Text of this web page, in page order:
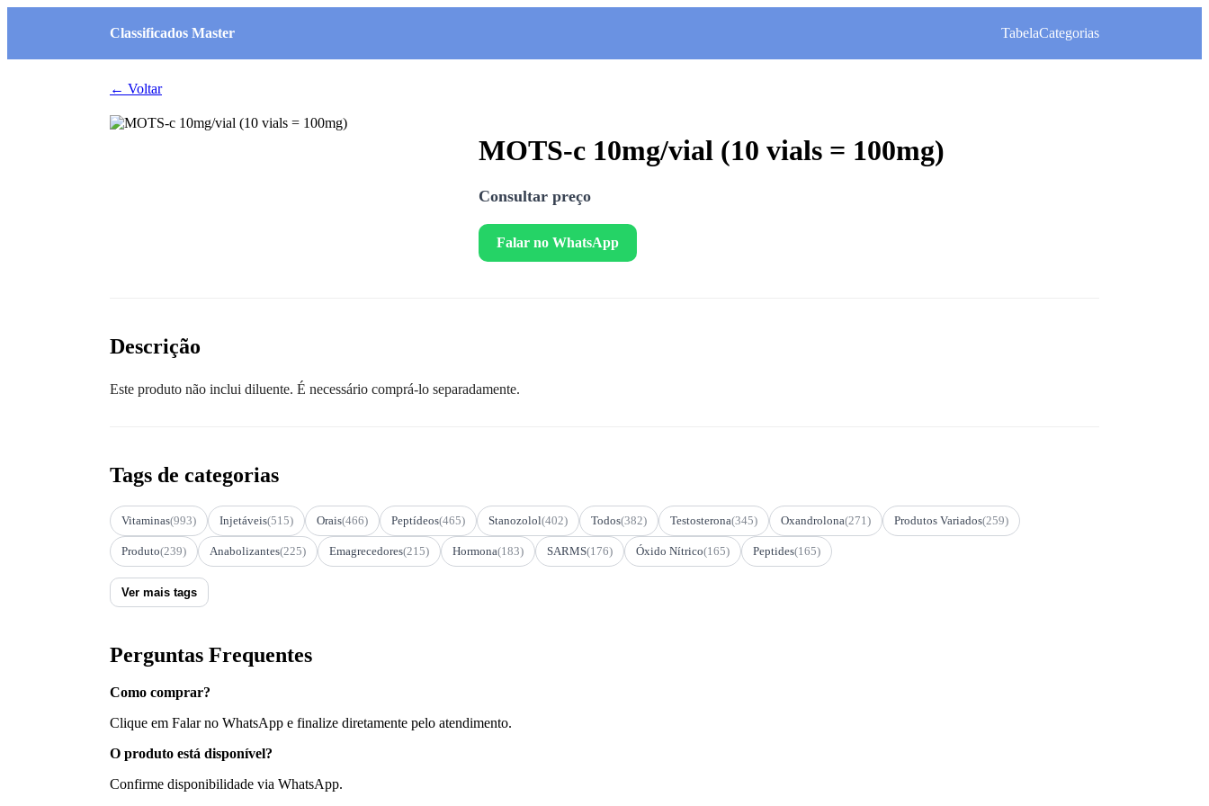
Classificados Master TabelaCategorias
← Voltar
MOTS-c 10mg/vial (10 vials = 100mg)
Consultar preço
Falar no WhatsApp
Descrição
Este produto não inclui diluente. É necessário comprá-lo separadamente.
Tags de categorias
Vitaminas(993) Injetáveis(515) Orais(466) Peptídeos(465) Stanozolol(402) Todos(382) Testosterona(345) Oxandrolona(271) Produtos Variados(259)
Produto(239) Anabolizantes(225) Emagrecedores(215) Hormona(183) SARMS(176) Óxido Nítrico(165) Peptides(165)
Ver mais tags
Perguntas Frequentes
Como comprar?
Clique em Falar no WhatsApp e finalize diretamente pelo atendimento.
O produto está disponível?
Confirme disponibilidade via WhatsApp.